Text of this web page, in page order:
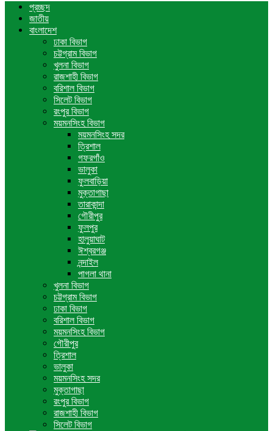
প্রচ্ছদ
জাতীয়
বাংলাদেশ
ঢাকা বিভাগ
চট্টগ্রাম বিভাগ
খুলনা বিভাগ
রাজশাহী বিভাগ
বরিশাল বিভাগ
সিলেট বিভাগ
রংপুর বিভাগ
ময়মনসিংহ বিভাগ
ময়মনসিংহ সদর
ত্রিশাল
গফরগাঁও
ভালুকা
ফুলবাড়িয়া
মুক্তাগাছা
তারাকান্দা
গৌরীপুর
ফুলপুর
হালুয়াঘাট
ঈশ্বরগঞ্জ
নন্দাইল
পাগলা থানা
খুলনা বিভাগ
চট্টগ্রাম বিভাগ
ঢাকা বিভাগ
বরিশাল বিভাগ
ময়মনসিংহ বিভাগ
গৌরীপুর
ত্রিশাল
ভালুকা
ময়মনসিংহ সদর
মুক্তাগাছা
রংপুর বিভাগ
রাজশাহী বিভাগ
সিলেট বিভাগ